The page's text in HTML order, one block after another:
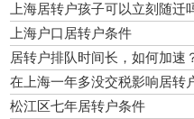
上海居转户孩子可以立刻随迁
上海户口居转户条件
居转户排队时间长，如何加速
在上海一年多没交税影响居转
松江区七年居转户条件